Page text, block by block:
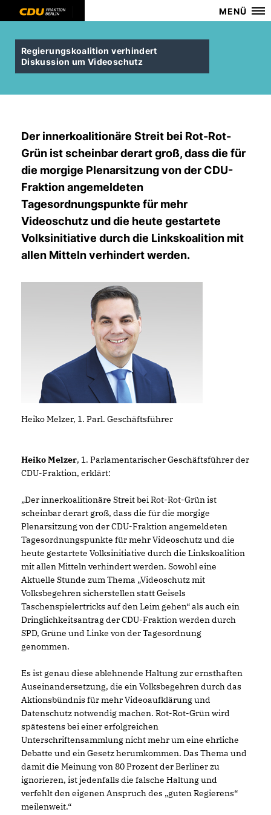
MENÜ
Regierungskoalition verhindert
Diskussion um Videoschutz
Der innerkoalitionäre Streit bei Rot-Rot-
Grün ist scheinbar derart groß, dass die für
die morgige Plenarsitzung von der CDU-
Fraktion angemeldeten
Tagesordnungspunkte für mehr
Videoschutz und die heute gestartete
Volksinitiative durch die Linkskoalition mit
allen Mitteln verhindert werden.
Heiko Melzer, 1. Parl. Geschäftsführer
Heiko Melzer, 1. Parlamentarischer Geschäftsführer der
CDU-Fraktion, erklärt:
Der innerkoalitionäre Streit bei Rot-Rot-Grün ist
scheinbar derart groß, dass die für die morgige
Plenarsitzung von der CDU-Fraktion angemeldeten
Tagesordnungspunkte für mehr Videoschutz und die
heute gestartete Volksinitiative durch die Linkskoalition
mit allen Mitteln verhindert werden. Sowohl eine
Aktuelle Stunde zum Thema „Videoschutz mit
Volksbegehren sicherstellen statt Geisels
Taschenspielertricks auf den Leim gehen“ als auch ein
Dringlichkeitsantrag der CDU-Fraktion werden durch
SPD, Grüne und Linke von der Tagesordnung
genommen.
Es ist genau diese ablehnende Haltung zur ernsthaften
Auseinandersetzung, die ein Volksbegehren durch das
Aktionsbündnis für mehr Videoaufklärung und
Datenschutz notwendig machen. Rot-Rot-Grün wird
spätestens bei einer erfolgreichen
Unterschriftensammlung nicht mehr um eine ehrliche
Debatte und ein Gesetz herumkommen. Das Thema und
damit die Meinung von 80 Prozent der Berliner zu
ignorieren, ist jedenfalls die falsche Haltung und
verfehlt den eigenen Anspruch des „guten Regierens“
meilenweit.“